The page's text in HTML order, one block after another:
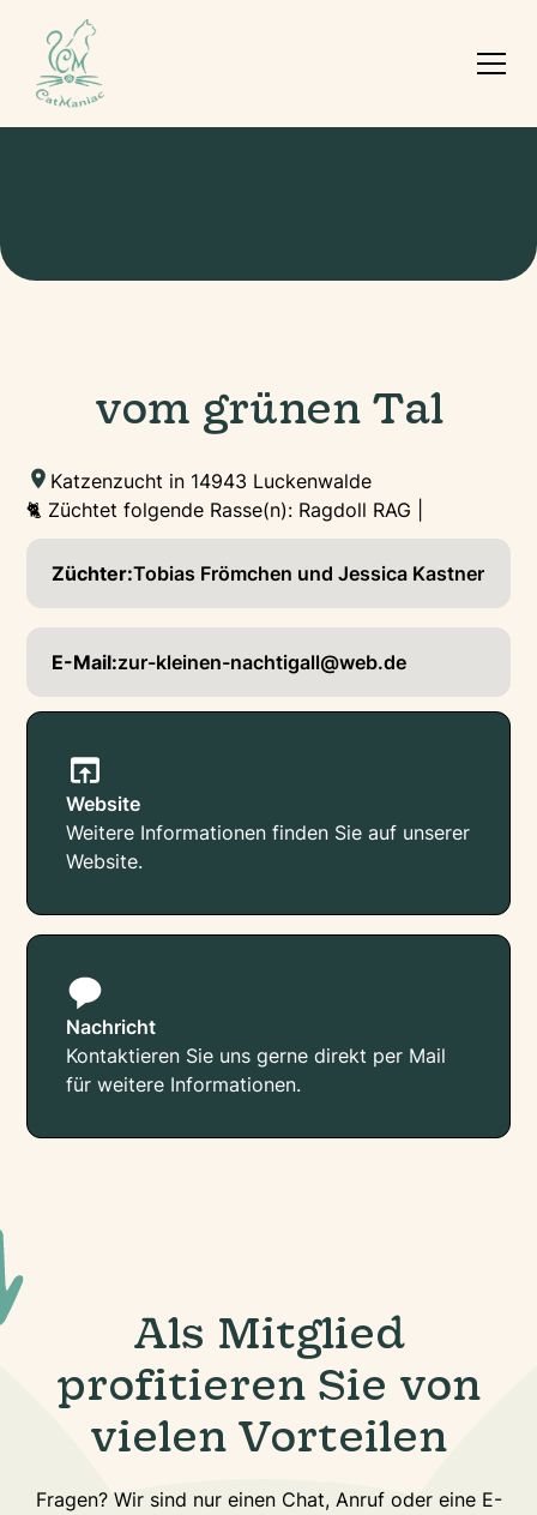
vom grünen Tal
Katzenzucht in 14943 Luckenwalde
🐈 Züchtet folgende Rasse(n): Ragdoll RAG |
Züchter:Tobias Frömchen und Jessica Kastner
E-Mail:zur-kleinen-nachtigall@web.de
Website
Weitere Informationen finden Sie auf unserer
Website.
Nachricht
Kontaktieren Sie uns gerne direkt per Mail
für weitere Informationen.
Als Mitglied
profitieren Sie von
vielen Vorteilen
Fragen? Wir sind nur einen Chat, Anruf oder eine E-